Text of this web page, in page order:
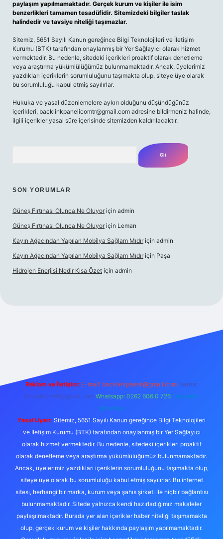
paylaşım yapılmamaktadır. Gerçek kurum ve kişiler ile isim
benzerlikleri tamamen tesadüfidir. Sitemizdeki bilgiler taslak
halindedir ve tavsiye niteliği taşımazlar.
Sitemiz, 5651 Sayılı Kanun gereğince Bilgi Teknolojileri ve İletişim
Kurumu (BTK) tarafından onaylanmış bir Yer Sağlayıcı olarak hizmet
vermektedir. Bu nedenle, sitedeki içerikleri proaktif olarak denetleme
veya araştırma yükümlülüğümüz bulunmamaktadır. Ancak, üyelerimiz
yazdıkları içeriklerin sorumluluğunu taşımakta olup, siteye üye olarak
bu sorumluluğu kabul etmiş sayılırlar.
Hukuka ve yasal düzenlemelere aykırı olduğunu düşündüğünüz
içerikleri, backlinkpanelicomtr@gmail.com adresine bildirmeniz halinde,
ilgili içerikler yasal süre içerisinde sitemizden kaldırılacaktır.
SON YORUMLAR
Güneş Fırtınası Olunca Ne Oluyor için admin
Güneş Fırtınası Olunca Ne Oluyor için Leman
Kayın Ağacından Yapılan Mobilya Sağlam Mıdır için admin
Kayın Ağacından Yapılan Mobilya Sağlam Mıdır için Paşa
Hidrojen Enerjisi Nedir Kısa Özet için admin
Reklam ve İletişim: E-mail: backlinkpaneli@gmail.com Teams:
forumhizmeti@gmail.com Whatsapp: 0262 606 0 726 Telegram:
@karabul
Yasal Uyarı: Sitemiz, 5651 Sayılı Kanun gereğince Bilgi Teknolojileri
ve İletişim Kurumu (BTK) tarafından onaylanmış bir Yer Sağlayıcı
olarak hizmet vermektedir. Bu nedenle, sitedeki içerikleri proaktif
olarak denetleme veya araştırma yükümlülüğümüz bulunmamaktadır.
Ancak, üyelerimiz yazdıkları içeriklerin sorumluluğunu taşımakta olup,
siteye üye olarak bu sorumluluğu kabul etmiş sayılırlar. Bu internet
sitesi, herhangi bir marka, kurum veya şahıs şirketi ile hiçbir bağlantısı
bulunmamaktadır. Sitede yalnızca kendi hazırladığımız makaleler
paylaşılmaktadır. Burada yer alan içerikler haber niteliği taşımamakta
olup, gerçek kurum ve kişiler hakkında paylaşım yapılmamaktadır.